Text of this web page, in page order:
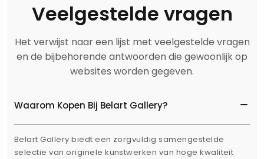
Veelgestelde vragen
Het verwijst naar een lijst met veelgestelde vragen
en de bijbehorende antwoorden die gewoonlijk op
websites worden gegeven.
Waarom Kopen Bij Belart Gallery?
Belart Gallery biedt een zorgvuldig samengestelde
selectie van originele kunstwerken van hoge kwaliteit